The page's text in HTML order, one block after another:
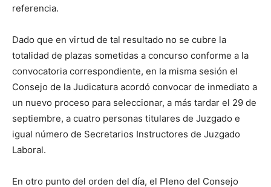
referencia.
Dado que en virtud de tal resultado no se cubre la
totalidad de plazas sometidas a concurso conforme a la
convocatoria correspondiente, en la misma sesión el
Consejo de la Judicatura acordó convocar de inmediato a
un nuevo proceso para seleccionar, a más tardar el 29 de
septiembre, a cuatro personas titulares de Juzgado e
igual número de Secretarios Instructores de Juzgado
Laboral.
En otro punto del orden del día, el Pleno del Consejo